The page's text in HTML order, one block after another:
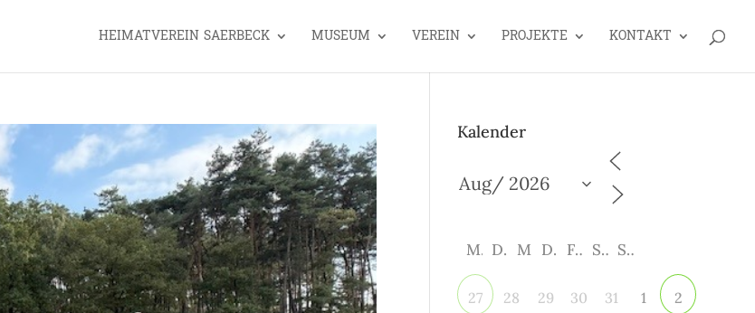
HEIMATVEREIN SAERBECK MUSEUM VEREIN PROJEKTE KONTAKT
Kalender
M D M D F S S
27 28 29 30 31 1 2